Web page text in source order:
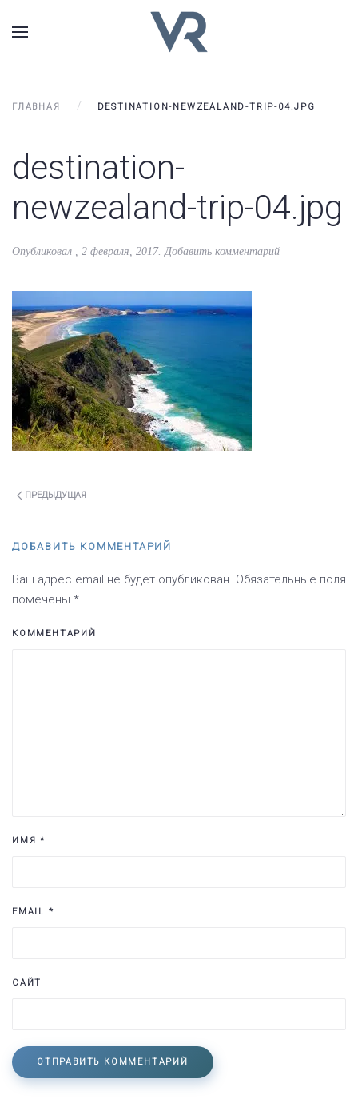
ГЛАВНАЯ DESTINATION-NEWZEALAND-TRIP-04.JPG
destination-
newzealand-trip-04.jpg
Опубликовал , 2 февраля, 2017.Добавить комментарий
ПРЕДЫДУЩАЯ
ДОБАВИТЬ КОММЕНТАРИЙ
Ваш адрес email не будет опубликован. Обязательные поля
помечены *
КОММЕНТАРИЙ
ИМЯ*
EMAIL *
САЙТ
ОТПРАВИТЬ КОММЕНТАРИЙ